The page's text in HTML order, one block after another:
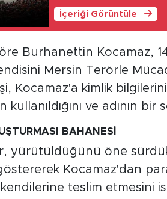
İçeriği Görüntüle
Burhanettin Kocamaz,
Mersin Terörle
Kocamaz'a kimlik
kullanıldığını ve adının
BAHANESİ
yürütüldüğünü öne
Kocamaz'dan
kendilerine teslim etmesini